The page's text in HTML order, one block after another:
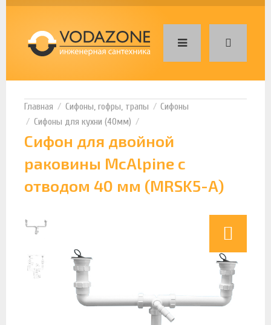
Сифоны, гофры, трапы
Сифоны
Сифоны для кухни (40мм)
Сифон для двойной
раковины McAlpine с
отводом 40 мм (MRSK5-A)